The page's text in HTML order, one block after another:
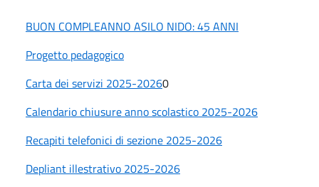
BUON COMPLEANNO ASILO NIDO: 45 ANNI
Progetto pedagogico
Carta dei servizi 2025-20260
Calendario chiusure anno scolastico 2025-2026
Recapiti telefonici di sezione 2025-2026
Depliant illestrativo 2025-2026